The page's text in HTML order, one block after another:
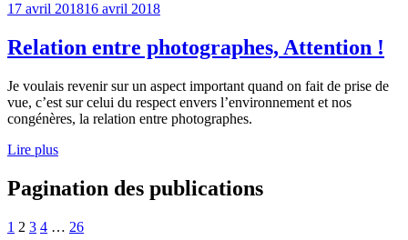
17 avril 201816 avril 2018
Relation entre photographes, Attention !
Je voulais revenir sur un aspect important quand on fait de prise de
vue, c’est sur celui du respect envers l’environnement et nos
congénères, la relation entre photographes.
Lire plus
Pagination des publications
1 2 3 4 … 26